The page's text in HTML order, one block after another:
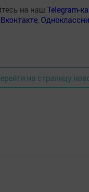
на наш Telegram-
Вконтакте,
на страницу